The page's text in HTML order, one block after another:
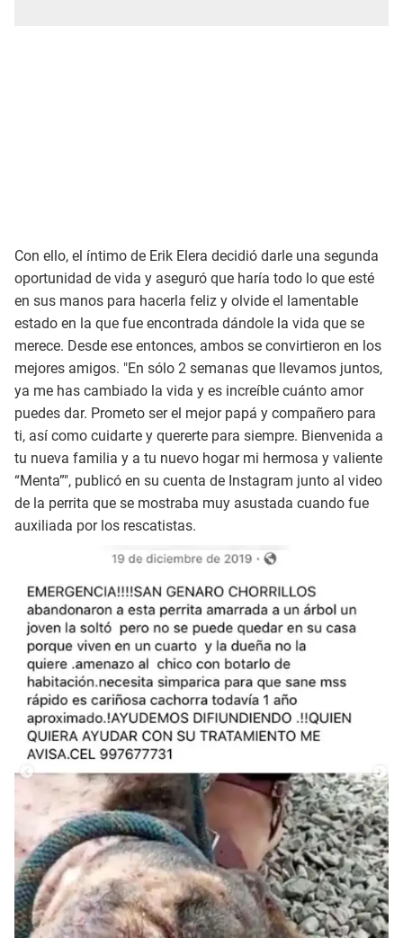
Con ello, el íntimo de Erik Elera decidió darle una segunda
oportunidad de vida y aseguró que haría todo lo que esté
en sus manos para hacerla feliz y olvide el lamentable
estado en la que fue encontrada dándole la vida que se
merece. Desde ese entonces, ambos se convirtieron en los
mejores amigos. "En sólo 2 semanas que llevamos juntos,
ya me has cambiado la vida y es increíble cuánto amor
puedes dar. Prometo ser el mejor papá y compañero para
ti, así como cuidarte y quererte para siempre. Bienvenida a
tu nueva familia y a tu nuevo hogar mi hermosa y valiente
“Menta”", publicó en su cuenta de Instagram junto al video
de la perrita que se mostraba muy asustada cuando fue
auxiliada por los rescatistas.